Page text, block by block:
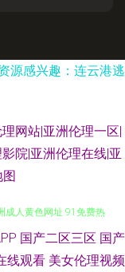
源感兴趣：连云港逃
网站|亚洲伦理一区|
院|亚洲伦理在线|亚
图
人影院 www91福利 超
国产二区三区 国产
线观看 美女伦理视频